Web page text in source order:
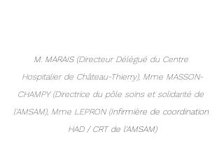
M. MARAIS (Directeur Délégué du Centre
Hospitalier de Château-Thierry), Mme MASSON-
CHAMPY (Directrice du pôle soins et solidarité de
l'AMSAM), Mme LEPRON (Infirmière de coordination
HAD / CRT de l'AMSAM)